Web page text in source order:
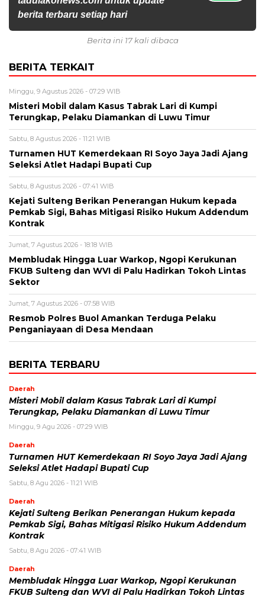
berita terbaru setiap hari
Berita ini 17 kali dibaca
BERITA TERKAIT
Minggu, 9 Agustus 2026 - 07:29 WIB
Misteri Mobil dalam Kasus Tabrak Lari di Kumpi
Terungkap, Pelaku Diamankan di Luwu Timur
Sabtu, 8 Agustus 2026 - 11:21 WIB
Turnamen HUT Kemerdekaan RI Soyo Jaya Jadi Ajang
Seleksi Atlet Hadapi Bupati Cup
Sabtu, 8 Agustus 2026 - 07:41 WIB
Kejati Sulteng Berikan Penerangan Hukum kepada
Pemkab Sigi, Bahas Mitigasi Risiko Hukum Addendum
Kontrak
Jumat, 7 Agustus 2026 - 18:18 WIB
Membludak Hingga Luar Warkop, Ngopi Kerukunan
FKUB Sulteng dan WVI di Palu Hadirkan Tokoh Lintas
Sektor
Jumat, 7 Agustus 2026 - 07:58 WIB
Resmob Polres Buol Amankan Terduga Pelaku
Penganiayaan di Desa Mendaan
BERITA TERBARU
Daerah
Misteri Mobil dalam Kasus Tabrak Lari di Kumpi
Terungkap, Pelaku Diamankan di Luwu Timur
Minggu, 9 Agu 2026 - 07:29 WIB
Daerah
Turnamen HUT Kemerdekaan RI Soyo Jaya Jadi Ajang
Seleksi Atlet Hadapi Bupati Cup
Sabtu, 8 Agu 2026 - 11:21 WIB
Daerah
Kejati Sulteng Berikan Penerangan Hukum kepada
Pemkab Sigi, Bahas Mitigasi Risiko Hukum Addendum
Kontrak
Sabtu, 8 Agu 2026 - 07:41 WIB
Daerah
Membludak Hingga Luar Warkop, Ngopi Kerukunan
FKUB Sulteng dan WVI di Palu Hadirkan Tokoh Lintas